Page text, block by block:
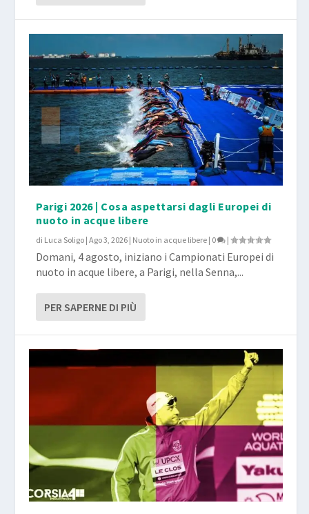
Parigi 2026 | Cosa aspettarsi dagli Europei di
nuoto in acque libere
di Luca Soligo |Ago 3, 2026 | Nuoto in acque libere | 0 |
Domani, 4 agosto, iniziano i Campionati Europei di
nuoto in acque libere, a Parigi, nella Senna,...
PER SAPERNE DI PIÙ